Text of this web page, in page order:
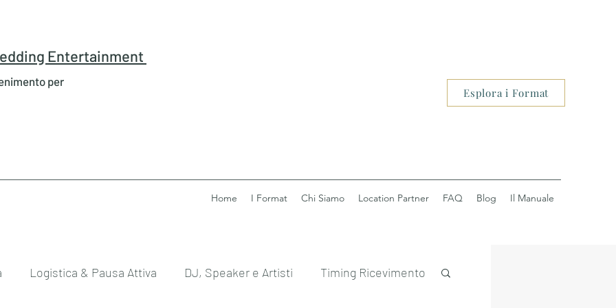
Entertainment
per
Esplora i Format
Home I Format Chi Siamo Location Partner FAQ Blog Il Manuale
Logistica & Pausa Attiva DJ, Speaker e Artisti Timing Ricevimento